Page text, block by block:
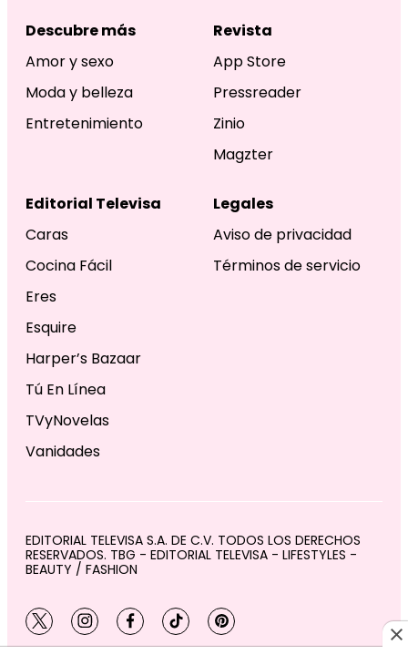
Descubre más
Amor y sexo
Moda y belleza
Entretenimiento
Revista
App Store
Pressreader
Zinio
Magzter
Editorial Televisa
Caras
Cocina Fácil
Eres
Esquire
Harper’s Bazaar
Tú En Línea
TVyNovelas
Vanidades
Legales
Aviso de privacidad
Términos de servicio
EDITORIAL TELEVISA S.A. DE C.V. TODOS LOS DERECHOS
RESERVADOS. TBG - EDITORIAL TELEVISA - LIFESTYLES -
BEAUTY / FASHION
twitterinstagram
facebooktiktokpinterest